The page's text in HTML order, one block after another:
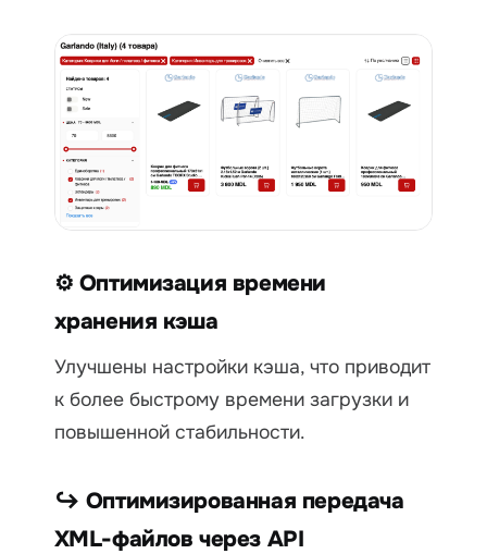
⚙ Оптимизация времени
хранения кэша
Улучшены настройки кэша, что приводит
к более быстрому времени загрузки и
повышенной стабильности.
↪ Оптимизированная передача
XML-файлов через API